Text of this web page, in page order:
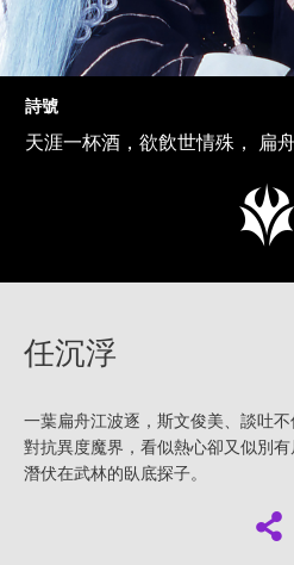
詩號
天涯一杯酒，欲飲世情殊， 扁
任沉浮
一葉扁舟江波逐，斯文俊美、談吐
對抗異度魔界，看似熱心卻又似別
潛伏在武林的臥底探子。